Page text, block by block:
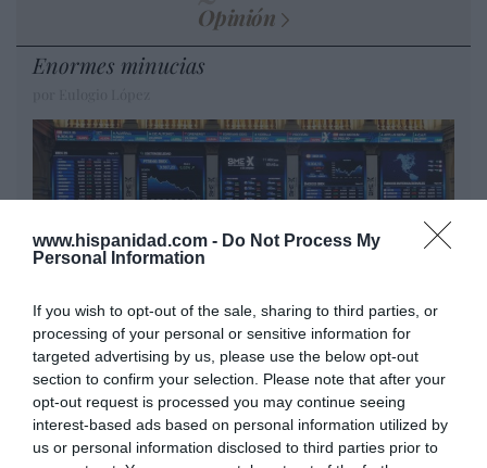
www.hispanidad.com - Do Not Process My
Personal Information
If you wish to opt-out of the sale, sharing to third parties, or
processing of your personal or sensitive information for
targeted advertising by us, please use the below opt-out
section to confirm your selection. Please note that after your
opt-out request is processed you may continue seeing
interest-based ads based on personal information utilized by
us or personal information disclosed to third parties prior to
Opinión
Enormes minucias
El IBEX 35 cerró la sesión del miércoles en
los 20.057 puntos, un nuevo récord
Eulogio López